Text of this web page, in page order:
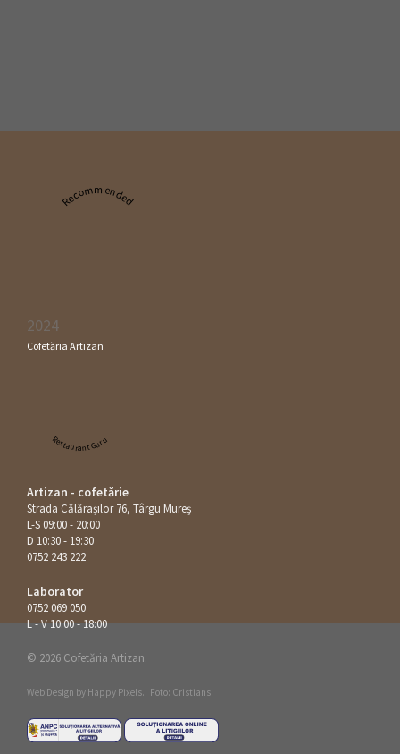
Recommended
2024
Cofetăria Artizan
Restaurant Guru
Artizan - cofetărie
Strada Călăraşilor 76, Târgu Mureș
L-S 09:00 - 20:00
D 10:30 - 19:30
0752 243 222
Laborator
0752 069 050
L - V 10:00 - 18:00
© 2026 Cofetăria Artizan.
Web Design by Happy Pixels. Foto: Cristians